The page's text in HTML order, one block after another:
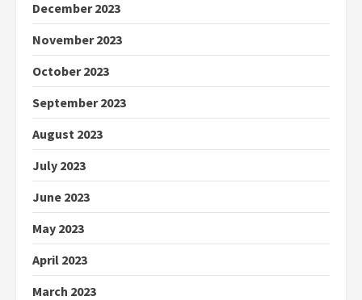
December 2023
November 2023
October 2023
September 2023
August 2023
July 2023
June 2023
May 2023
April 2023
March 2023